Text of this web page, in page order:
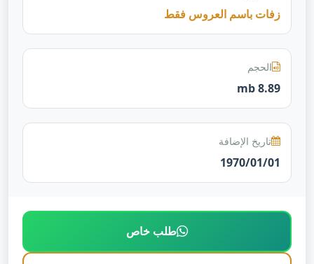
زفات باسم العروس فقط
الحجم
8.89 mb
تاريخ الإضافة
1970/01/01
طلب خاص